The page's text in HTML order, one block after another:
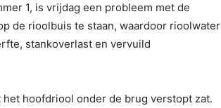
1, is vrijdag een probleem met de
de rioolbuis te staan, waardoor rioolwater
stankoverlast en vervuild
hoofdriool onder de brug verstopt zat.